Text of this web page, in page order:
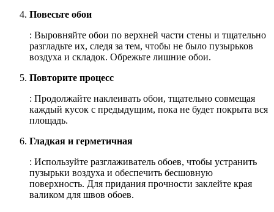
Повесьте обои
: Выровняйте обои по верхней части стены и тщательно
разгладьте их, следя за тем, чтобы не было пузырьков
воздуха и складок. Обрежьте лишние обои.
Повторите процесс
: Продолжайте наклеивать обои, тщательно совмещая
каждый кусок с предыдущим, пока не будет покрыта вся
площадь.
Гладкая и герметичная
: Используйте разглаживатель обоев, чтобы устранить
пузырьки воздуха и обеспечить бесшовную
поверхность. Для придания прочности заклейте края
валиком для швов обоев.